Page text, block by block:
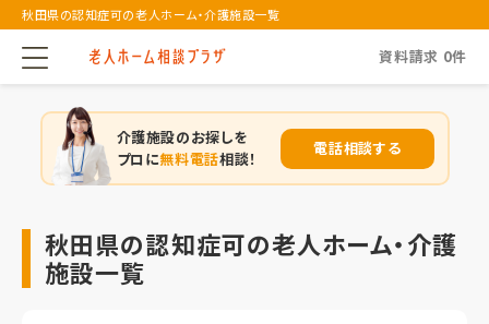
秋田県の認知症可の老人ホーム・介護施設一覧
資料請求 0件
介護施設のお探しを
プロに無料電話相談！
電話相談する
秋田県の認知症可の老人ホーム・介護
施設一覧